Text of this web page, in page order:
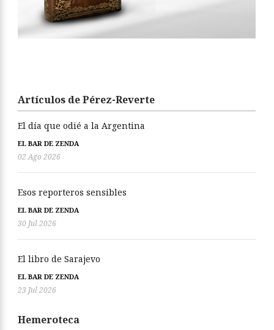
Artículos de Pérez-Reverte
El día que odié a la Argentina
EL BAR DE ZENDA
02 Ago 2026
Esos reporteros sensibles
EL BAR DE ZENDA
30 Jul 2026
El libro de Sarajevo
EL BAR DE ZENDA
23 Jul 2026
Hemeroteca